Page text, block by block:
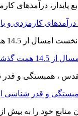
درآمدهای کارمزدی
گذشت
همبستگی و قدر شناسی